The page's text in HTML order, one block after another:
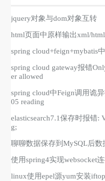
jquery对象与dom对象互转
html页面中原样输出xml/
spring cloud+feign+mybatis
spring cloud gateway报错
er allowed
spring cloud中Feign调用诡
05 reading
elasticsearch7.1保存时报错:
g;
聊聊数据保存到MySQL后数
使用spring4实现websocket
linux使用epel源yum安装